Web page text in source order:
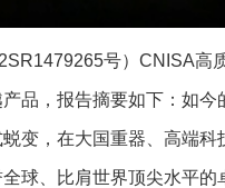
号）CNISA高
品，报告摘要如下：如
变，在大国重器、高端
球、比肩世界顶尖水平的